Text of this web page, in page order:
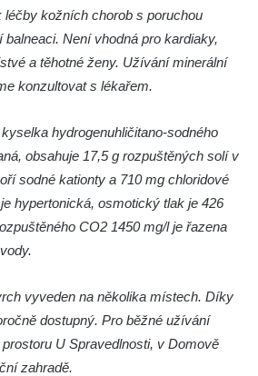
U Spravedlnosti v
areálu v
Erbenova ve Veltěži
okraji Michalovic
vrchem v
Panny Marie u
léčby kožních chorob s poruchou
Není vhodná pro kardiaky,
a těhotné ženy. Užívání minerální
konzultovat s lékařem.
hydrogenuhličitano-sodného
obsahuje 17,5 g rozpuštěných solí v
sodné kationty a 710 mg chloridové
hypertonická, osmotický tlak je 426
CO2 1450 mg/l je řazena
vyveden na několika místech. Díky
dostupný. Pro běžné užívání
U Spravedlnosti, v Domově
zahradě.